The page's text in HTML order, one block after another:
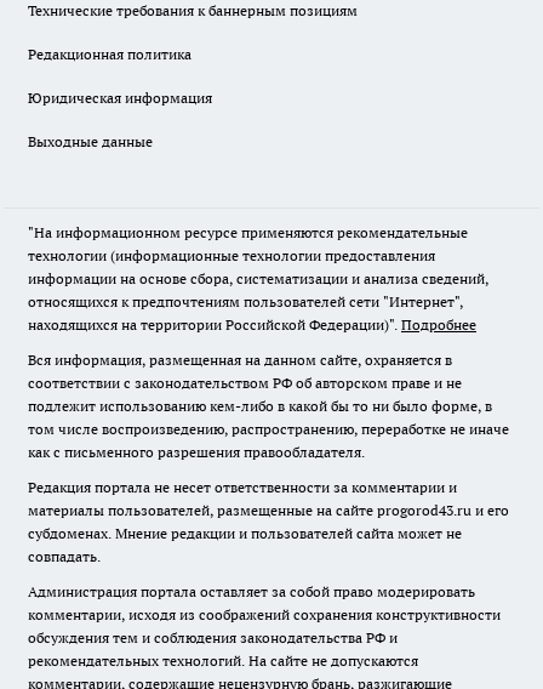
Технические требования к баннерным позициям
Редакционная политика
Юридическая информация
Выходные данные
"На информационном ресурсе применяются рекомендательные
технологии (информационные технологии предоставления
информации на основе сбора, систематизации и анализа сведений,
относящихся к предпочтениям пользователей сети "Интернет",
находящихся на территории Российской Федерации)". Подробнее
Вся информация, размещенная на данном сайте, охраняется в
соответствии с законодательством РФ об авторском праве и не
подлежит использованию кем-либо в какой бы то ни было форме, в
том числе воспроизведению, распространению, переработке не иначе
как с письменного разрешения правообладателя.
Редакция портала не несет ответственности за комментарии и
материалы пользователей, размещенные на сайте progorod43.ru и его
субдоменах. Мнение редакции и пользователей сайта может не
совпадать.
Администрация портала оставляет за собой право модерировать
комментарии, исходя из соображений сохранения конструктивности
обсуждения тем и соблюдения законодательства РФ и
рекомендательных технологий. На сайте не допускаются
комментарии, содержащие нецензурную брань, разжигающие